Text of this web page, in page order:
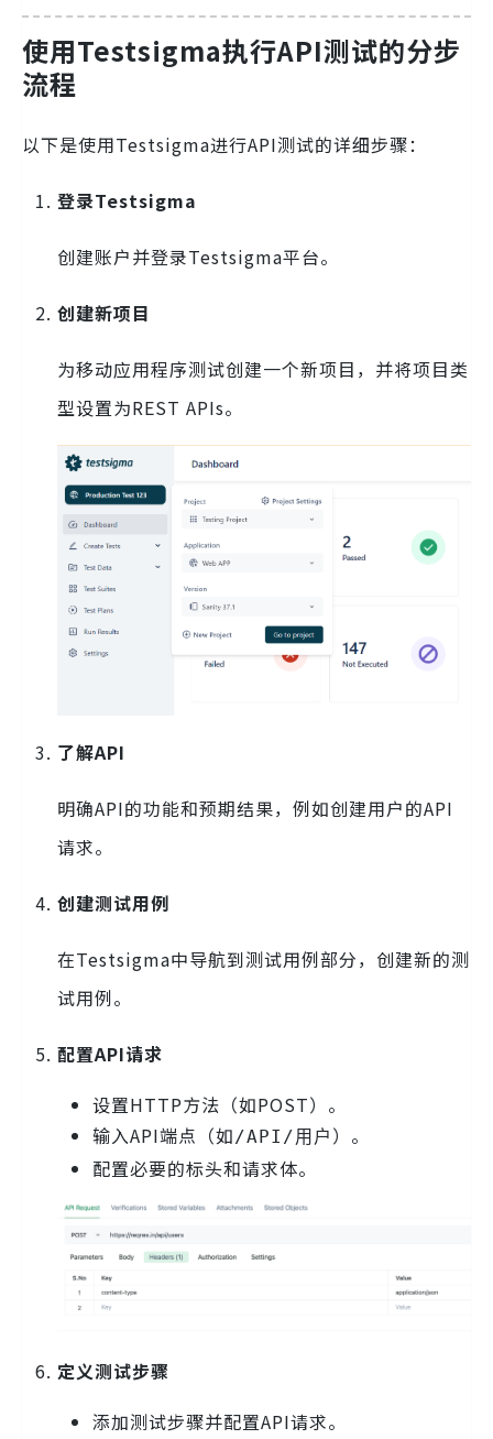
使用Testsigma执行API测试的分步
流程
以下是使用Testsigma进行API测试的详细步骤：
登录Testsigma
创建账户并登录Testsigma平台。
创建新项目
为移动应用程序测试创建一个新项目，并将项目类
型设置为REST APIs。
了解API
明确API的功能和预期结果，例如创建用户的API
请求。
创建测试用例
在Testsigma中导航到测试用例部分，创建新的测
试用例。
配置API请求
设置HTTP方法（如POST）。
输入API端点（如/API/用户 ）。
配置必要的标头和请求体。
定义测试步骤
添加测试步骤并配置API请求。